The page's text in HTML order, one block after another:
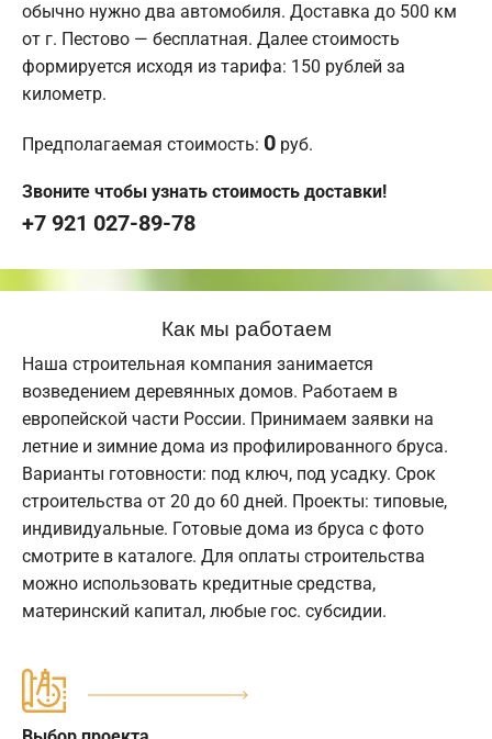
обычно нужно два автомобиля. Доставка до 500 км
от г. Пестово — бесплатная. Далее стоимость
формируется исходя из тарифа: 150 рублей за
километр.
Предполагаемая стоимость: 0 руб.
Звоните чтобы узнать стоимость доставки!
+7 921 027-89-78
Как мы работаем
Наша строительная компания занимается
возведением деревянных домов. Работаем в
европейской части России. Принимаем заявки на
летние и зимние дома из профилированного бруса.
Варианты готовности: под ключ, под усадку. Срок
строительства от 20 до 60 дней. Проекты: типовые,
индивидуальные. Готовые дома из бруса с фото
смотрите в каталоге. Для оплаты строительства
можно использовать кредитные средства,
материнский капитал, любые гос. субсидии.